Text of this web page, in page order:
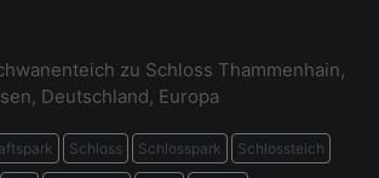
zu Schloss Thammenhain,
Deutschland, Europa
Schloss Schlosspark Schlossteich